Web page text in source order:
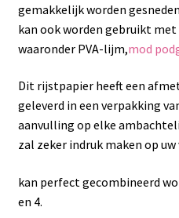
gemakkelijk worden
kan ook worden gebruikt
waaronder PVA-lijm,mod
Dit rijstpapier heeft een
geleverd in een verpakking
aanvulling op elke
zal zeker indruk maken op
kan perfect gecombineerd
en 4.